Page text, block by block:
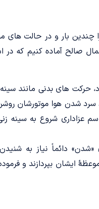
بار و در حالت های
صالح آماده کنیم که در
حرکت های بدنی مانند
سرد شدن هوا موتورشان
عزاداری شروع به سینه
دائماً نیاز به
ایشان بپردازند و